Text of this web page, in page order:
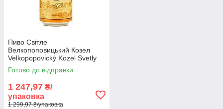
Пиво Світле
Велкопоповицький Козел
Velkopopovický Kozel Svetly
0,5 л Чехія
Готово до відправки
1 247,97 ₴/
упаковка
1 299,97 ₴/упаковка